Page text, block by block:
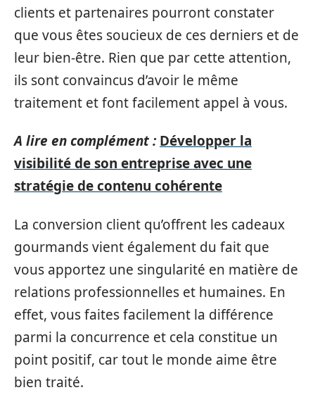
clients et partenaires pourront constater
que vous êtes soucieux de ces derniers et de
leur bien-être. Rien que par cette attention,
ils sont convaincus d’avoir le même
traitement et font facilement appel à vous.
A lire en complément : Développer la
visibilité de son entreprise avec une
stratégie de contenu cohérente
La conversion client qu’offrent les cadeaux
gourmands vient également du fait que
vous apportez une singularité en matière de
relations professionnelles et humaines. En
effet, vous faites facilement la différence
parmi la concurrence et cela constitue un
point positif, car tout le monde aime être
bien traité.